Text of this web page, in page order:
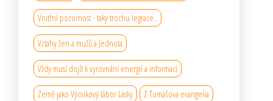
Vnitřní pozornost - taky trochu legrace..
Vztahy žen a mužů a Jednota
Vždy musí dojít k vyrovnání energií a informací
Země jako Výcvikový tábor Lásky Z Tomášova evangelia